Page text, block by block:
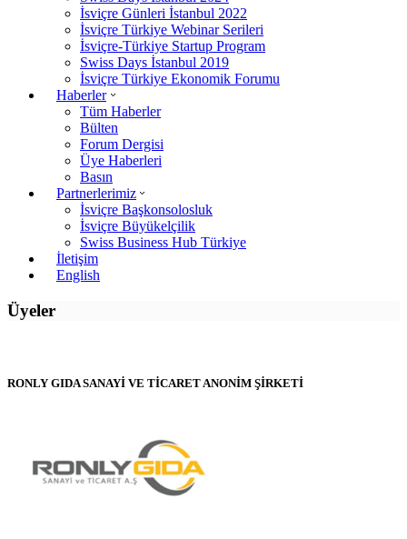
İsviçre Günleri İstanbul 2022
İsviçre Türkiye Webinar Serileri
İsviçre-Türkiye Startup Program
Swiss Days İstanbul 2019
İsviçre Türkiye Ekonomik Forumu
Haberler
Tüm Haberler
Bülten
Forum Dergisi
Üye Haberleri
Basın
Partnerlerimiz
İsviçre Başkonsolosluk
İsviçre Büyükelçilik
Swiss Business Hub Türkiye
İletişim
English
Üyeler
RONLY GIDA SANAYİ VE TİCARET ANONİM ŞİRKETİ